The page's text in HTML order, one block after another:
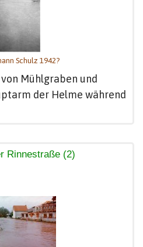
Schulz 1942?
Mühlgraben und
der Helme während
Rinnestraße (2)